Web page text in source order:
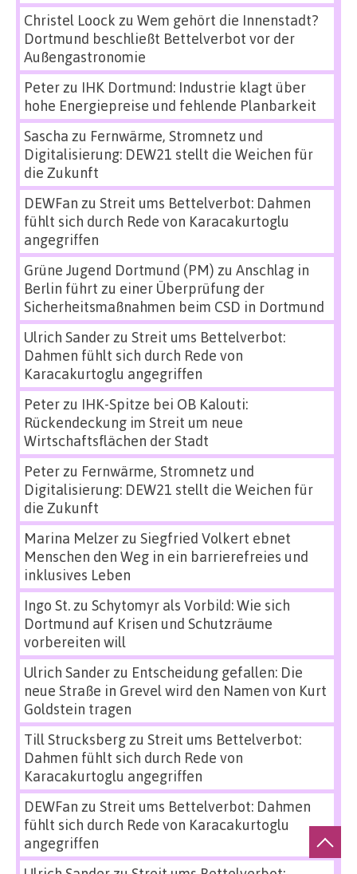
Christel Loock zu Wem gehört die Innenstadt?
Dortmund beschließt Bettelverbot vor der
Außengastronomie
Peterzu IHK Dortmund: Industrie klagt über
hohe Energiepreise und fehlende Planbarkeit
Sascha zu Fernwärme, Stromnetz und
Digitalisierung: DEW21 stellt die Weichen für
die Zukunft
DEWFan zu Streit ums Bettelverbot: Dahmen
fühlt sich durch Rede von Karacakurtoglu
angegriffen
Grüne Jugend Dortmund (PM) zu Anschlag in
Berlin führt zu einer Überprüfung der
Sicherheitsmaßnahmen beim CSD in Dortmund
Ulrich Sanderzu Streit ums Bettelverbot:
Dahmen fühlt sich durch Rede von
Karacakurtoglu angegriffen
Peterzu IHK-Spitze bei OB Kalouti:
Rückendeckung im Streit um neue
Wirtschaftsflächen der Stadt
Peterzu Fernwärme, Stromnetz und
Digitalisierung: DEW21 stellt die Weichen für
die Zukunft
Marina Melzerzu Siegfried Volkert ebnet
Menschen den Weg in ein barrierefreies und
inklusives Leben
Ingo St.zu Schytomyr als Vorbild: Wie sich
Dortmund auf Krisen und Schutzräume
vorbereiten will
Ulrich Sanderzu Entscheidung gefallen: Die
neue Straße in Grevel wird den Namen von Kurt
Goldstein tragen
Till Strucksbergzu Streit ums Bettelverbot:
Dahmen fühlt sich durch Rede von
Karacakurtoglu angegriffen
DEWFan zu Streit ums Bettelverbot: Dahmen
fühlt sich durch Rede von Karacakurtoglu
angegriffen